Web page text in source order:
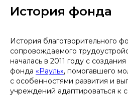
История фонда
История благотворительного
сопровождаемого
началась в 2011 году с
фонда «Рауль», помогавшего
с особенностями развития и
учреждений адаптироваться к